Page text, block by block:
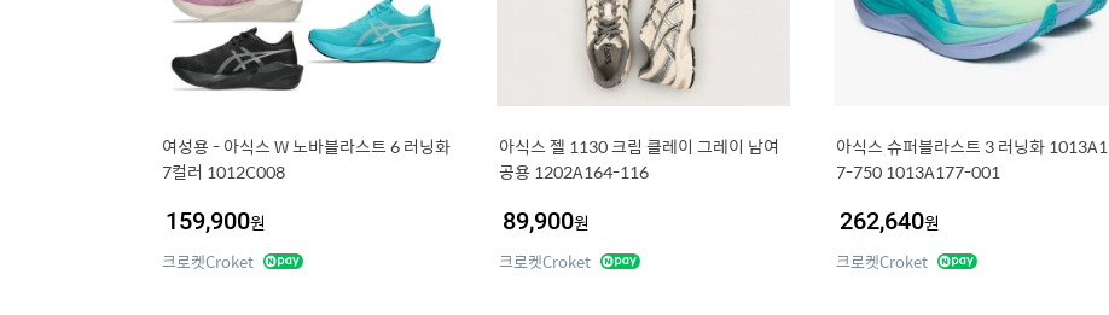
여성용 - 아식스 W 노바블라스트 6 러닝화
7컬러 1012C008
159,900원
크로켓Croket
아식스 젤 1130 크림 클레이 그레이 남여
공용 1202A164-116
89,900원
크로켓Croket
아식스 슈퍼블라스트 3 러닝화
7-750 1013A177-001
262,640원
크로켓Croket